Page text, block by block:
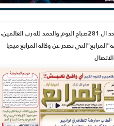
صدور العدد ال 281صباح اليوم والحمد لله رب العالمين،
تصدر عن وكالة المرابع ميديا